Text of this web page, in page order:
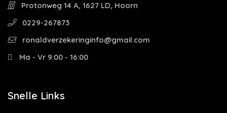
Protonweg 14 A, 1627 LD, Hoorn
0229-267873
ronaldverzekeringinfo@gmail.com
Ma - Vr 9:00 - 16:00
Snelle Links